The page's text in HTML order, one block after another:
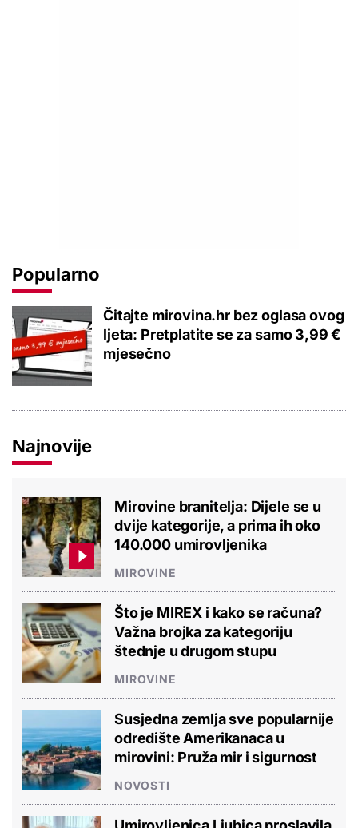
Popularno
Čitajte mirovina.hr bez oglasa ovog
ljeta: Pretplatite se za samo 3,99 €
mjesečno
Najnovije
Mirovine branitelja: Dijele se u
dvije kategorije, a prima ih oko
140.000 umirovljenika
MIROVINE
Što je MIREX i kako se računa?
Važna brojka za kategoriju
štednje u drugom stupu
MIROVINE
Susjedna zemlja sve popularnije
odredište Amerikanaca u
mirovini: Pruža mir i sigurnost
NOVOSTI